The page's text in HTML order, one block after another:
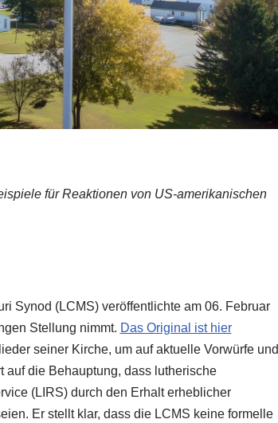
für Reaktionen von US-amerikanischen
Synod (LCMS) veröffentlichte am 06. Februar
Stellung nimmt. Das Original ist hier
seiner Kirche, um auf aktuelle Vorwürfe und
die Behauptung, dass lutherische
(LIRS) durch den Erhalt erheblicher
Er stellt klar, dass die LCMS keine formelle